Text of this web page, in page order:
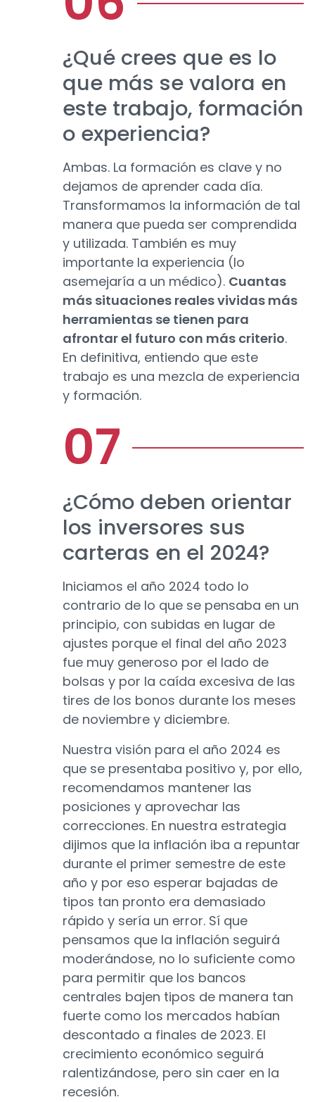
¿Qué crees que es lo
que más se valora en
este trabajo, formación
o experiencia?
Ambas. La formación es clave y no
dejamos de aprender cada día.
Transformamos la información de tal
manera que pueda ser comprendida
y utilizada. También es muy
importante la experiencia (lo
asemejaría a un médico). Cuantas
más situaciones reales vividas más
herramientas se tienen para
afrontar el futuro con más criterio.
En definitiva, entiendo que este
trabajo es una mezcla de experiencia
y formación.
¿Cómo deben orientar
los inversores sus
carteras en el 2024?
Iniciamos el año 2024 todo lo
contrario de lo que se pensaba en un
principio, con subidas en lugar de
ajustes porque el final del año 2023
fue muy generoso por el lado de
bolsas y por la caída excesiva de las
tires de los bonos durante los meses
de noviembre y diciembre.
Nuestra visión para el año 2024 es
que se presentaba positivo y, por ello,
recomendamos mantener las
posiciones y aprovechar las
correcciones. En nuestra estrategia
dijimos que la inflación iba a repuntar
durante el primer semestre de este
año y por eso esperar bajadas de
tipos tan pronto era demasiado
rápido y sería un error. Sí que
pensamos que la inflación seguirá
moderándose, no lo suficiente como
para permitir que los bancos
centrales bajen tipos de manera tan
fuerte como los mercados habían
descontado a finales de 2023. El
crecimiento económico seguirá
ralentizándose, pero sin caer en la
recesión.